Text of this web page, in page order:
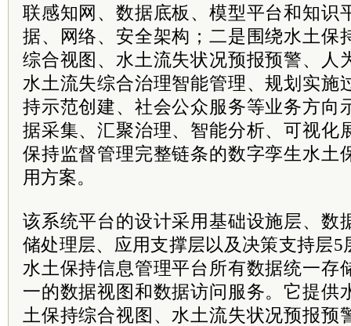
联感知网、数据底板、模型平台和知识
据、网络、安全架构；二是围绕水土保
综合视图、水土流失状况预报预警、人
水土流失综合治理智能管理、规划实施
持示范创建、社会公众服务等业务方向
据采集、汇聚治理、智能分析、可视化
保持监督管理完整链条的数字孪生水土
用方案。
该系统平台的设计采用基础设施层、数
储处理层、应用支撑层以及决策支持层
水土保持信息管理平台所有数据统一存
一的数据视图和数据访问服务。它提供
土保持综合视图、水土流失状况预报预